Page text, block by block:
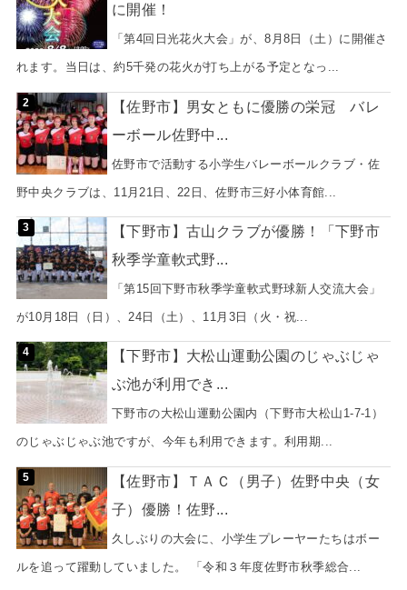
に開催！
「第4回日光花火大会」が、8月8日（土）に開催さ
れます。当日は、約5千発の花火が打ち上がる予定となっ...
【佐野市】男女ともに優勝の栄冠 バレ
ーボール佐野中...
佐野市で活動する小学生バレーボールクラブ・佐
野中央クラブは、11月21日、22日、佐野市三好小体育館...
【下野市】古山クラブが優勝！「下野市
秋季学童軟式野...
「第15回下野市秋季学童軟式野球新人交流大会」
が10月18日（日）、24日（土）、11月3日（火・祝...
【下野市】大松山運動公園のじゃぶじゃ
ぶ池が利用でき...
下野市の大松山運動公園内（下野市大松山1-7-1）
のじゃぶじゃぶ池ですが、今年も利用できます。利用期...
【佐野市】ＴＡＣ（男子）佐野中央（女
子）優勝！佐野...
久しぶりの大会に、小学生プレーヤーたちはボー
ルを追って躍動していました。 「令和３年度佐野市秋季総合...